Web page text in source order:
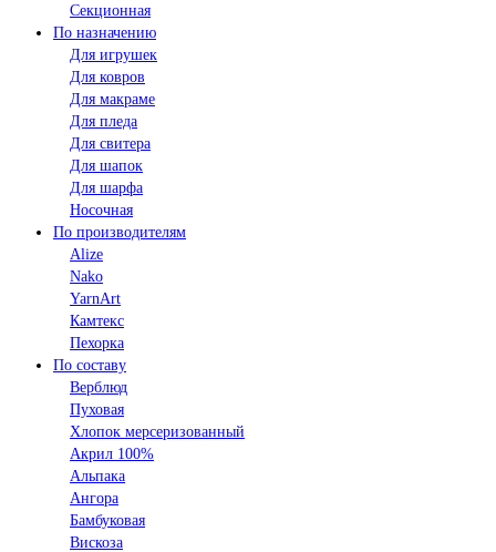
Секционная
По назначению
Для игрушек
Для ковров
Для макраме
Для пледа
Для свитера
Для шапок
Для шарфа
Носочная
По производителям
Alize
Nako
YarnArt
Камтекс
Пехорка
По составу
Верблюд
Пуховая
Хлопок мерсеризованный
Акрил 100%
Альпака
Ангора
Бамбуковая
Вискоза